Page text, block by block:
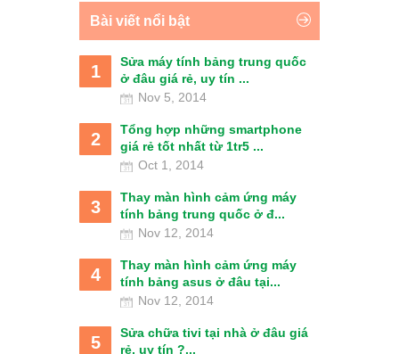
Bài viết nổi bật
1
Sửa máy tính bảng trung quốc
ở đâu giá rẻ, uy tín ...
Nov 5, 2014
2
Tổng hợp những smartphone
giá rẻ tốt nhất từ 1tr5 ...
Oct 1, 2014
3
Thay màn hình cảm ứng máy
tính bảng trung quốc ở đ...
Nov 12, 2014
4
Thay màn hình cảm ứng máy
tính bảng asus ở đâu tại...
Nov 12, 2014
5
Sửa chữa tivi tại nhà ở đâu giá
rẻ, uy tín ?...